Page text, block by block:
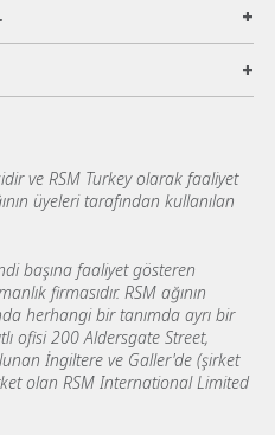
+
+
ve RSM Turkey olarak faaliyet
üyeleri tarafından kullanılan
başına faaliyet gösteren
firmasıdır. RSM ağının
herhangi bir tanımda ayrı bir
ofisi 200 Aldersgate Street,
İngiltere ve Galler'de (şirket
olan RSM International Limited